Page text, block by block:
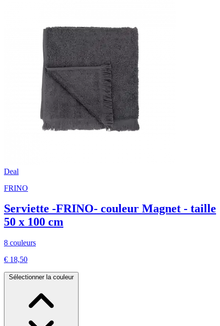
Deal
FRINO
Serviette -FRINO- couleur Magnet - taille
50 x 100 cm
8 couleurs
€ 18,50
Sélectionner la couleur